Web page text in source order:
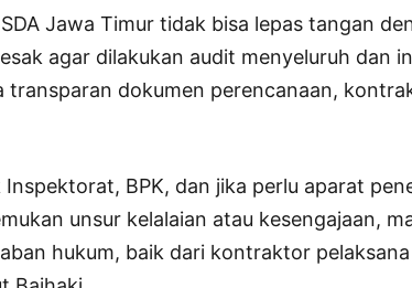
Jawa Timur tidak bisa lepas tangan
agar dilakukan audit menyeluruh dan
transparan dokumen perencanaan,
Inspektorat, BPK, dan jika perlu aparat
unsur kelalaian atau kesengajaan,
hukum, baik dari kontraktor